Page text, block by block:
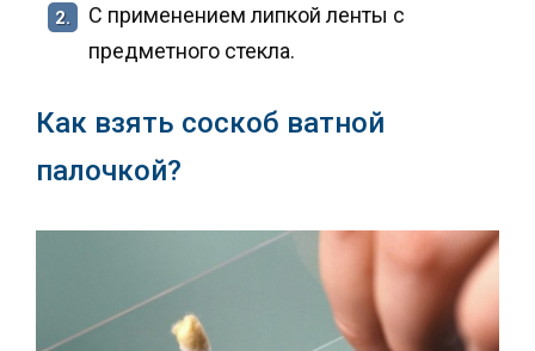
2.
С применением липкой ленты с
предметного стекла.
Как взять соскоб ватной
палочкой?